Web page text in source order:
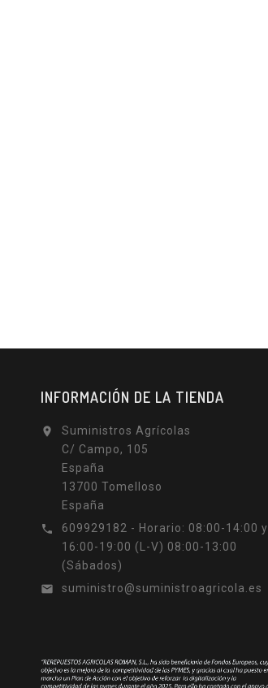
INFORMACIÓN DE LA TIENDA

Suministros Agrícolas
C/ Campo, 105
España
13700 Tomelloso
España

609929182 - Horario: 08:00-14:00 y
16:00-19:00 (L-V) 08:00-13:00
(Sábados)

suministro@suministroagricola.es